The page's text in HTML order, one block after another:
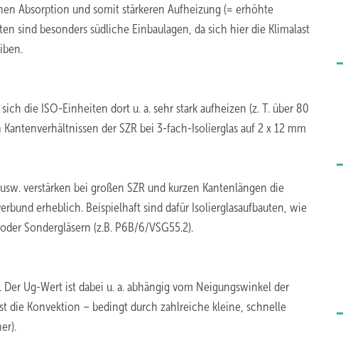
Absorption und somit stärkeren Aufheizung (= erhöhte
sind besonders südliche Einbaulagen, da sich hier die Klimalast
die ISO-Einheiten dort u. a. sehr stark aufheizen (z. T. über 80
der SZR bei 3-fach-Isolierglas auf 2 x 12 mm
verstärken bei großen SZR und kurzen Kantenlängen die
erheblich. Beispielhaft sind dafür Isolierglasaufbauten, wie
Sondergläsern (z.B. P6B/6/VSG55.2).
Ug-Wert ist dabei u. a. abhängig vom Neigungswinkel der
die Konvektion – bedingt durch zahlreiche kleine, schnelle